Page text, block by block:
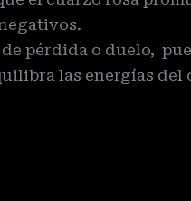
de pérdida o duelo,
las energías del